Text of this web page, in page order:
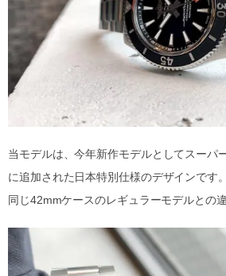
当モデルは、今年新作モデルとしてスーパ
に追加された日本特別仕様のデザインです。
同じ42mmケースのレギュラーモデルとの